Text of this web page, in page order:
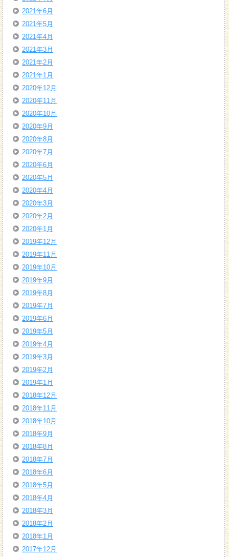
2021年6月
2021年5月
2021年4月
2021年3月
2021年2月
2021年1月
2020年12月
2020年11月
2020年10月
2020年9月
2020年8月
2020年7月
2020年6月
2020年5月
2020年4月
2020年3月
2020年2月
2020年1月
2019年12月
2019年11月
2019年10月
2019年9月
2019年8月
2019年7月
2019年6月
2019年5月
2019年4月
2019年3月
2019年2月
2019年1月
2018年12月
2018年11月
2018年10月
2018年9月
2018年8月
2018年7月
2018年6月
2018年5月
2018年4月
2018年3月
2018年2月
2018年1月
2017年12月